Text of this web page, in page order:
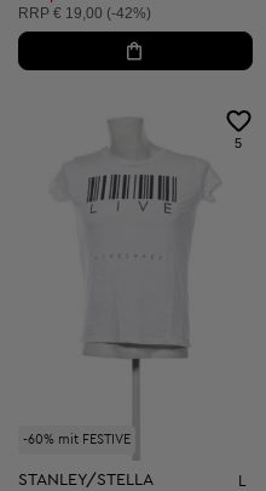
Unverbindliche Preisempfehlung:
RRP € 19,00 (-42%)
-60% mit FESTIVE
5
STANLEY/STELLA